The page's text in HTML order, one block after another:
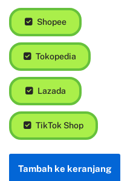
Shopee
Tokopedia
Lazada
TikTok Shop
Tambah ke keranjang